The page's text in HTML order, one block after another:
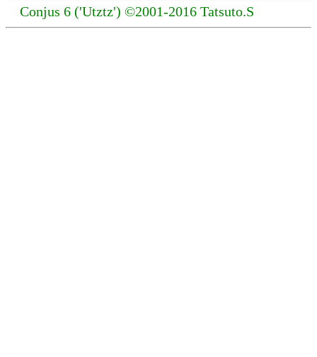
Conjus 6 ('Utztz') ©2001-2016 Tatsuto.S